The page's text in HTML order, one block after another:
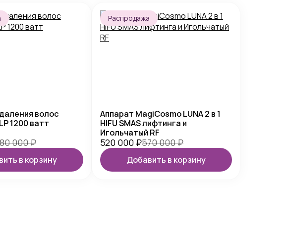
волос
1200 ватт
000₽
в корзину
Распродажа
Аппарат MagiCosmo LUNA 2 в 1
HIFU SMAS лифтинга и
Игольчатый RF
520 000 ₽570 000₽
Добавить в корзину